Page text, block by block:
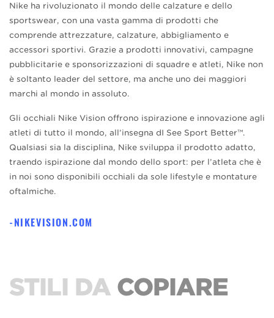
Nike ha rivoluzionato il mondo delle calzature e dello
sportswear, con una vasta gamma di prodotti che
comprende attrezzature, calzature, abbigliamento e
accessori sportivi. Grazie a prodotti innovativi, campagne
pubblicitarie e sponsorizzazioni di squadre e atleti, Nike non
è soltanto leader del settore, ma anche uno dei maggiori
marchi al mondo in assoluto.
Gli occhiali Nike Vision offrono ispirazione e innovazione agli
atleti di tutto il mondo, all’insegna dI See Sport Better™.
Qualsiasi sia la disciplina, Nike sviluppa il prodotto adatto,
traendo ispirazione dal mondo dello sport: per l’atleta che è
in noi sono disponibili occhiali da sole lifestyle e montature
oftalmiche.
NIKEVISION.COM
STILI DA COPIARE